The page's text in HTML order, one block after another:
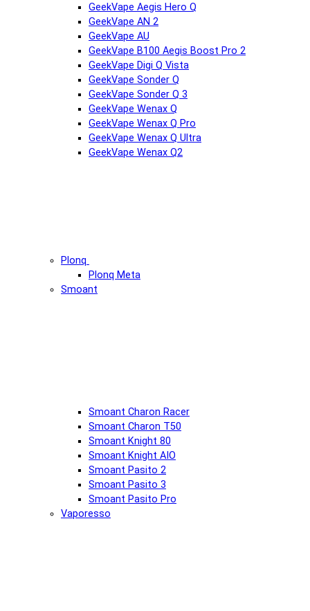
GeekVape Aegis Hero Q
GeekVape AN 2
GeekVape AU
GeekVape B100 Aegis Boost Pro 2
GeekVape Digi Q Vista
GeekVape Sonder Q
GeekVape Sonder Q 3
GeekVape Wenax Q
GeekVape Wenax Q Pro
GeekVape Wenax Q Ultra
GeekVape Wenax Q2
Plonq
Plonq Meta
Smoant
Smoant Charon Racer
Smoant Charon T50
Smoant Knight 80
Smoant Knight AIO
Smoant Pasito 2
Smoant Pasito 3
Smoant Pasito Pro
Vaporesso